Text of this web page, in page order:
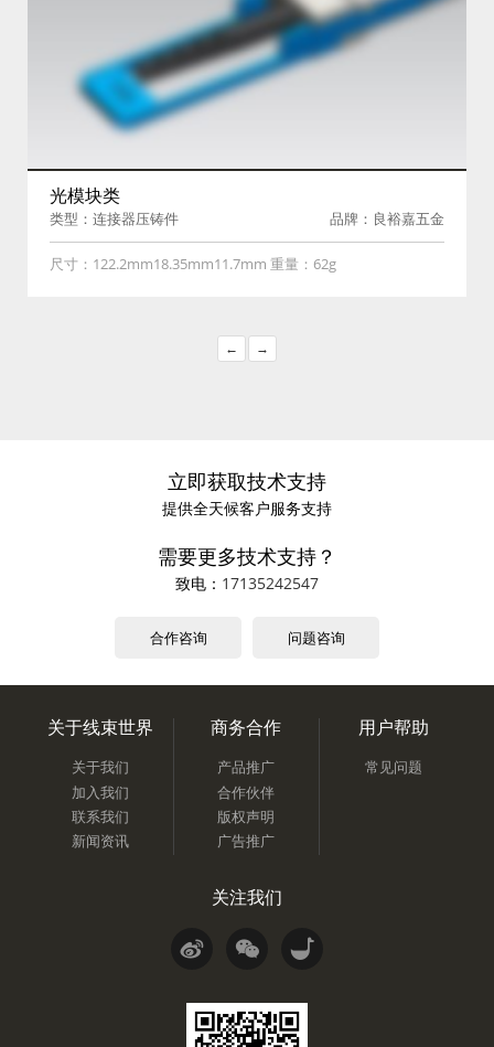
光模块类
类型：连接器压铸件 品牌：良裕嘉五金
尺寸：122.2mm18.35mm11.7mm 重量：62g
← →
立即获取技术支持
提供全天候客户服务支持
需要更多技术支持？
致电： 17135242547
合作咨询 问题咨询
关于线束世界
关于我们
加入我们
联系我们
新闻资讯
商务合作
产品推广
合作伙伴
版权声明
广告推广
用户帮助
常见问题
关注我们